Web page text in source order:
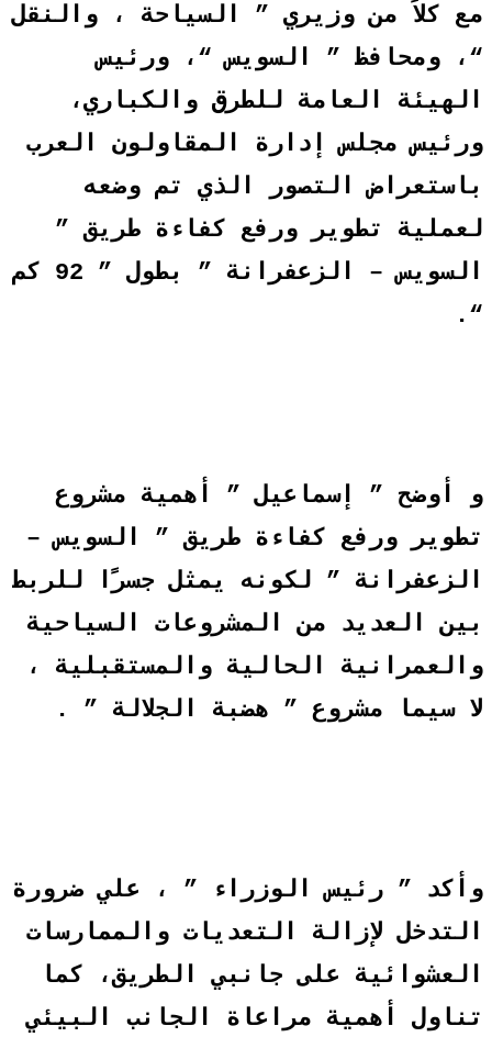
كلاً من وزيري ” السياحة ، والنقل
ومحافظ ” السويس “، ورئيس
العامة للطرق والكباري،
مجلس إدارة المقاولون العرب
التصور الذي تم وضعه
تطوير ورفع كفاءة طريق ”
السويس – الزعفرانة ” بطول ” 92 كم
أوضح ” إسماعيل ” أهمية مشروع
ورفع كفاءة طريق ” السويس –
” لكونه يمثل جسرًا للربط
العديد من المشروعات السياحية
الحالية والمستقبلية ،
سيما مشروع ” هضبة الجلالة ” .
” رئيس الوزراء ” ، علي ضرورة
لإزالة التعديات والممارسات
على جانبي الطريق، كما
أهمية مراعاة الجانب البيئي